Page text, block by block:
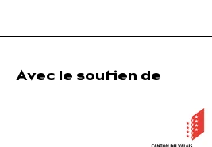
Avec le soutien de